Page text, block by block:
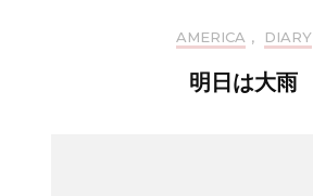
AMERICA , DIARY
明日は大雨